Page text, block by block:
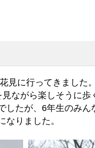
見に行ってきました。
ながら楽しそうに歩
したが、6年生のみん
なりました。